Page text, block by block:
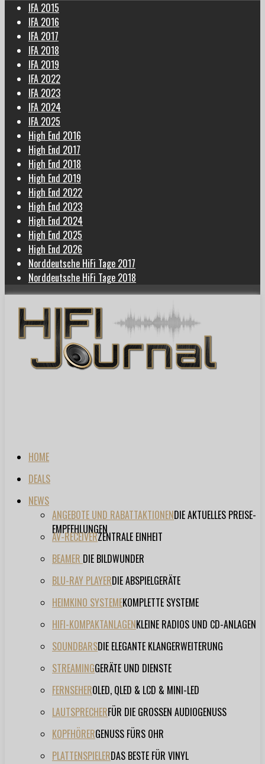
IFA 2015
IFA 2016
IFA 2017
IFA 2018
IFA 2019
IFA 2022
IFA 2023
IFA 2024
IFA 2025
High End 2016
High End 2017
High End 2018
High End 2019
High End 2022
High End 2023
High End 2024
High End 2025
High End 2026
Norddeutsche HiFi Tage 2017
Norddeutsche HiFi Tage 2018
HOME
DEALS
NEWS
ANGEBOTE UND RABATTAKTIONENDIE AKTUELLES PREISE-
EMPFEHLUNGEN
AV-RECEIVERZENTRALE EINHEIT
BEAMER DIE BILDWUNDER
BLU-RAY PLAYERDIE ABSPIELGERÄTE
HEIMKINO SYSTEMEKOMPLETTE SYSTEME
HIFI-KOMPAKTANLAGENKLEINE RADIOS UND CD-ANLAGEN
SOUNDBARSDIE ELEGANTE KLANGERWEITERUNG
STREAMINGGERÄTE UND DIENSTE
FERNSEHEROLED, QLED & LCD & MINI-LED
LAUTSPRECHERFÜR DIE GROSSEN AUDIOGENUSS
KOPFHÖRERGENUSS FÜRS OHR
PLATTENSPIELERDAS BESTE FÜR VINYL